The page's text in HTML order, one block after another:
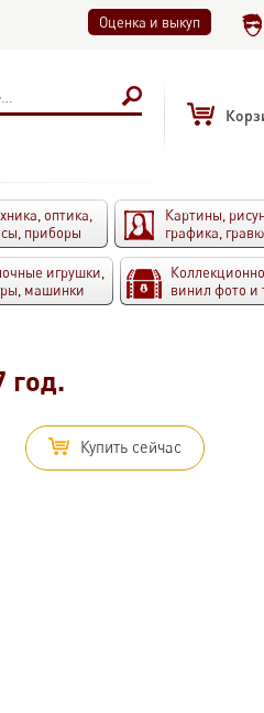
Оценка и выкуп
оптика,
приборы
Картины,
графика,
игрушки,
машинки
винил фото и
год.
Купить сейчас